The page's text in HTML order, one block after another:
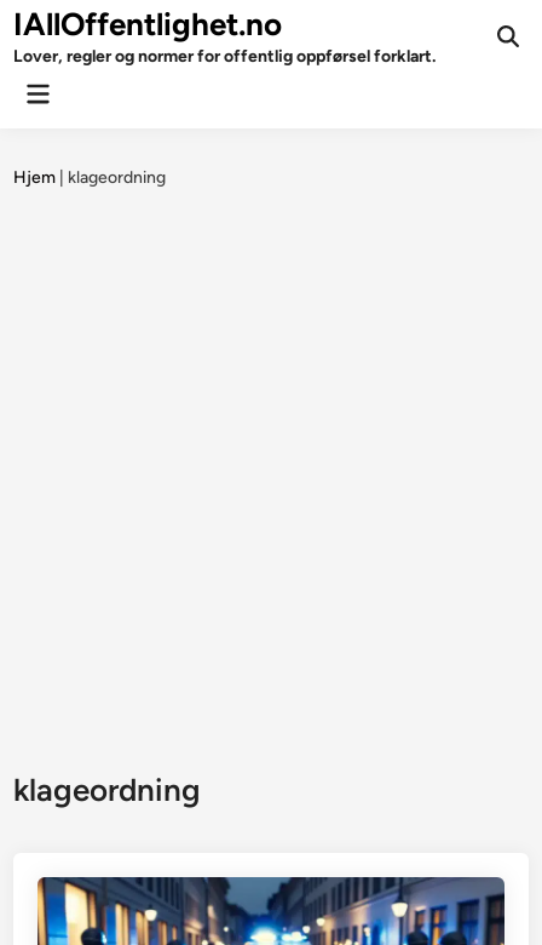
Skip
to
content
IAllOffentlighet.no
Lover, regler og normer for offentlig oppførsel forklart.
Main
Hjem klageordning
klageordning